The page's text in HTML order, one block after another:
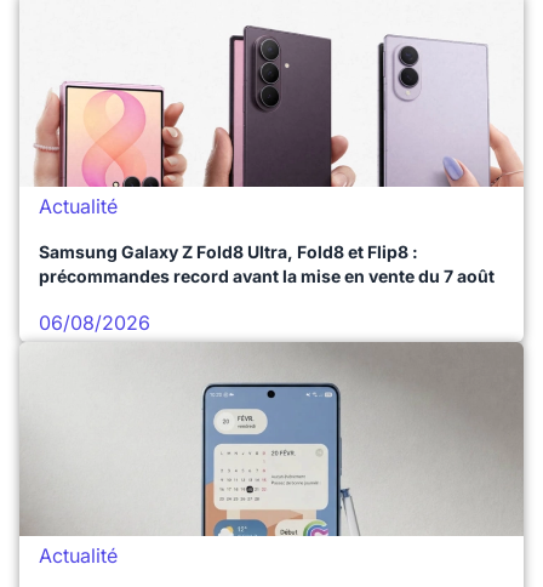
Actualité
Samsung Galaxy Z Fold8 Ultra, Fold8 et Flip8 :
précommandes record avant la mise en vente du 7 août
06/08/2026
Actualité